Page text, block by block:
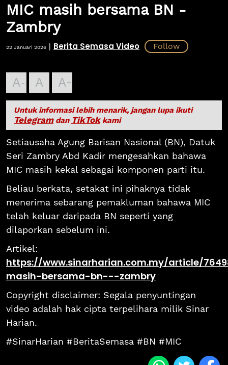
MIC masih bersama BN -
Zambry
22 Januari 2026 | Berita Semasa Video
A A A
Untuk informasi lebih menarik, jangan lupa ikuti
Telegramdan TikTokkami
Setiausaha Agung Barisan Nasional (BN), Datuk
Seri Zambry Abd Kadir mengesahkan bahawa
MIC masih kekal sebagai komponen parti itu.
Beliau berkata, setakat ini pihaknya tidak
menerima sebarang pemakluman bahawa MIC
telah keluar daripada BN seperti yang
dilaporkan sebelum ini.
Artikel:
https://www.sinarharian.com.my/article/
masih-bersama-bn---zambry
Copyright disclaimer: Segala penyuntingan
video adalah hak cipta terpelihara milik Sinar
Harian.
#SinarHarian #BeritaSemasa #BN #MIC